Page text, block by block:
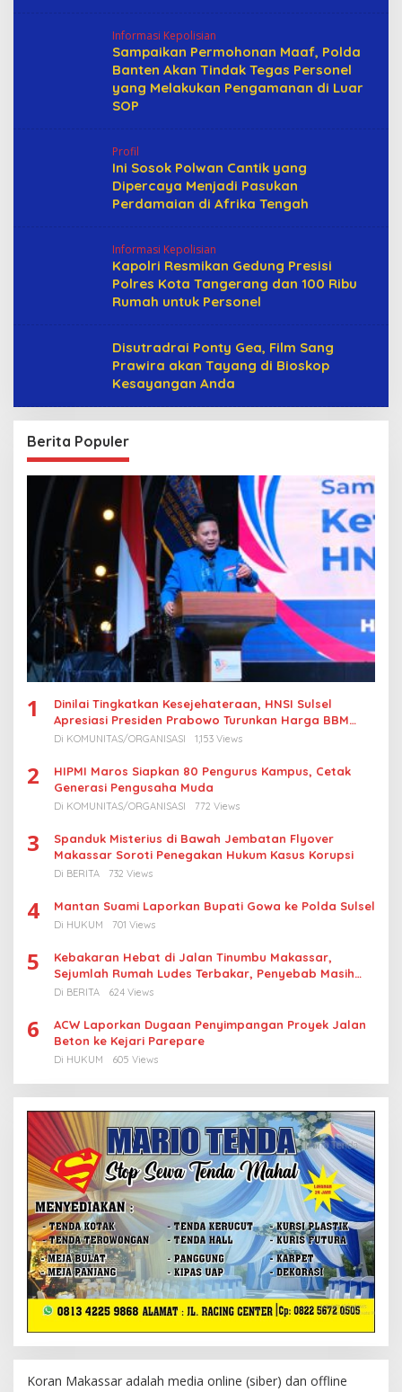
Informasi Kepolisian
Sampaikan Permohonan Maaf, Polda
Banten Akan Tindak Tegas Personel
yang Melakukan Pengamanan di Luar
SOP
Profil
Ini Sosok Polwan Cantik yang
Dipercaya Menjadi Pasukan
Perdamaian di Afrika Tengah
Informasi Kepolisian
Kapolri Resmikan Gedung Presisi
Polres Kota Tangerang dan 100 Ribu
Rumah untuk Personel
Disutradrai Ponty Gea, Film Sang
Prawira akan Tayang di Bioskop
Kesayangan Anda
Berita Populer
1
Dinilai Tingkatkan Kesejehateraan, HNSI Sulsel
Apresiasi Presiden Prabowo Turunkan Harga BBM
Nelayan
Di KOMUNITAS/ORGANISASI 1,153 Views
2
HIPMI Maros Siapkan 80 Pengurus Kampus, Cetak
Generasi Pengusaha Muda
Di KOMUNITAS/ORGANISASI 772 Views
3
Spanduk Misterius di Bawah Jembatan Flyover
Makassar Soroti Penegakan Hukum Kasus Korupsi
Di BERITA 732 Views
4 Mantan Suami Laporkan Bupati Gowa ke Polda Sulsel
Di HUKUM 701 Views
5
Kebakaran Hebat di Jalan Tinumbu Makassar,
Sejumlah Rumah Ludes Terbakar, Penyebab Masih
Diselidiki
Di BERITA 624 Views
6
ACW Laporkan Dugaan Penyimpangan Proyek Jalan
Beton ke Kejari Parepare
Di HUKUM 605 Views
Koran Makassar adalah media online (siber) dan offline